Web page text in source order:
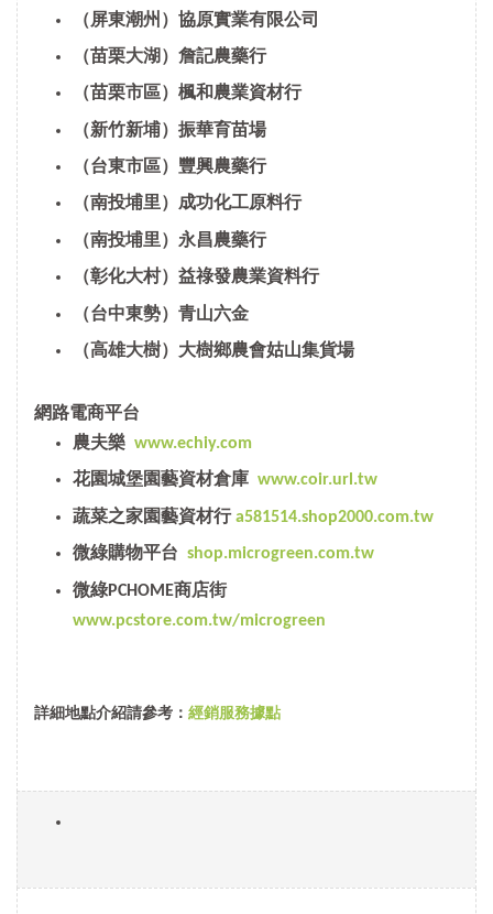
（屏東潮州）協原實業有限公司
（苗栗大湖）詹記農藥行
（苗栗市區）楓和農業資材行
（新竹新埔）振華育苗場
（台東市區）豐興農藥行
（南投埔里）成功化工原料行
（南投埔里）永昌農藥行
（彰化大村）益祿發農業資料行
（台中東勢）青山六金
（高雄大樹）大樹鄉農會姑山集貨場
網路電商平台
農夫樂 www.echiy.com
花園城堡園藝資材倉庫 www.coir.url.tw
蔬菜之家園藝資材行a581514.shop2000.com.tw
微綠購物平台 shop.microgreen.com.tw
微綠PCHOME商店街
www.pcstore.com.tw/microgreen
詳細地點介紹請參考： 經銷服務據點